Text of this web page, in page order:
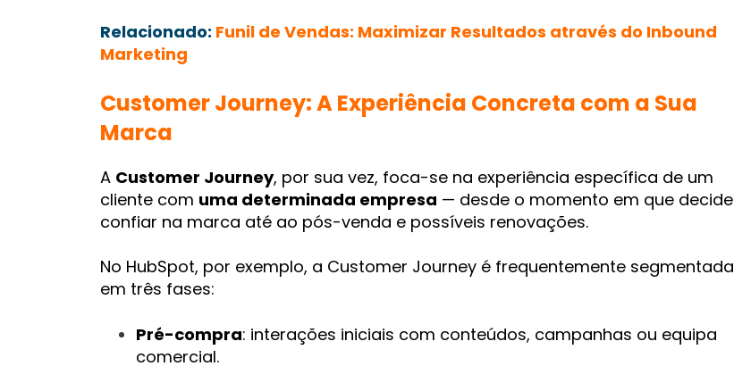
Relacionado: Funil de Vendas: Maximizar Resultados através do Inbound
Marketing
Customer Journey: A Experiência Concreta com a Sua
Marca
A Customer Journey, por sua vez, foca-se na experiência específica de um
cliente com uma determinada empresa — desde o momento em que decide
confiar na marca até ao pós-venda e possíveis renovações.
No HubSpot, por exemplo, a Customer Journey é frequentemente segmentada
em três fases:
Pré-compra: interações iniciais com conteúdos, campanhas ou equipa
comercial.